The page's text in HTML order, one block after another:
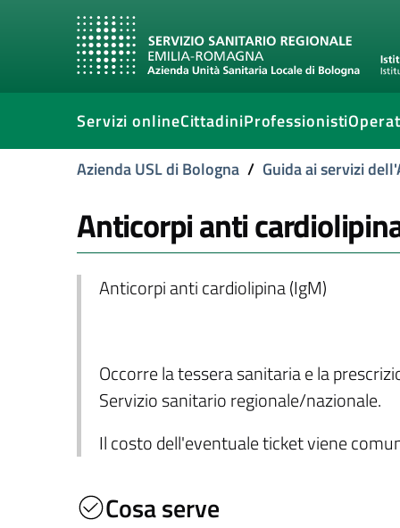
Servizi onlineCittadiniProfessionisti
Azienda USL di Bologna / Guida ai servizi
Anticorpi anti
Anticorpi anti cardiolipina (IgM)
Occorre la tessera sanitaria e la
Servizio sanitario regionale/nazionale.
Il costo dell'eventuale ticket viene
Cosa serve